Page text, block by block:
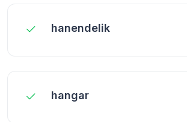
hanendelik
hangar